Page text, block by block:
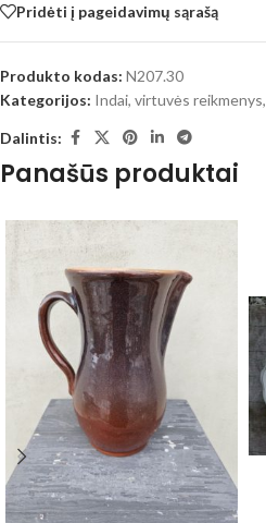
Pridėti į pageidavimų sąrašą
Produkto kodas: N207.30
Kategorijos: Indai, virtuvės reikmenys,
Dalintis:
Panašūs produktai